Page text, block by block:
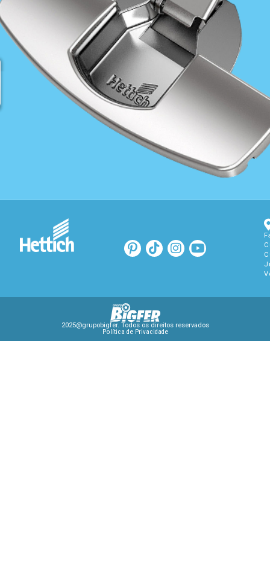
2025@grupobigfer. Todos os direitos reservados
Política de Privacidade